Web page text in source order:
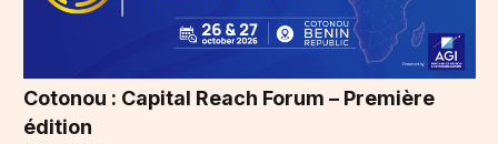
Cotonou : Capital Reach Forum – Première
édition